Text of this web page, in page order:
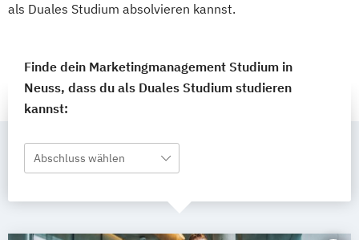
als Duales Studium absolvieren kannst.
Finde dein Marketingmanagement Studium in
Neuss, dass du als Duales Studium studieren
kannst:
Abschluss wählen